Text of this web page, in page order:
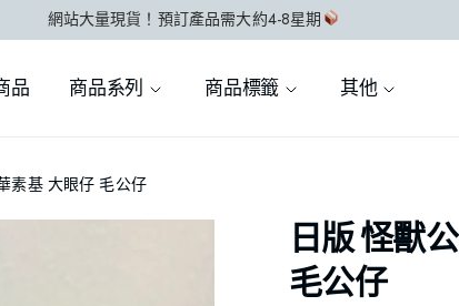
網站大量現貨！預訂產品需大約4-8星期
品 商品系列 商品標籤 其他
素基 大眼仔 毛公仔
日版 怪獸
毛公仔